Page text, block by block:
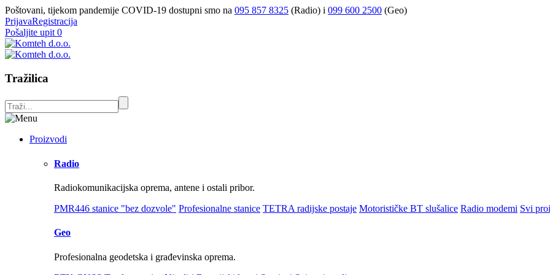
Poštovani, tijekom pandemije COVID-19 dostupni smo na 095 857 8325 (Radio) i 099 600 2500 (Geo)
PrijavaRegistracija
Pošaljite upit 0
Tražilica
Proizvodi
Radio
Radiokomunikacijska oprema, antene i ostali pribor.
PMR446 stanice "bez dozvole" Profesionalne stanice TETRA radijske postaje Motorističke BT slušalice Radio modemi Svi
Geo
Profesionalna geodetska i građevinska oprema.